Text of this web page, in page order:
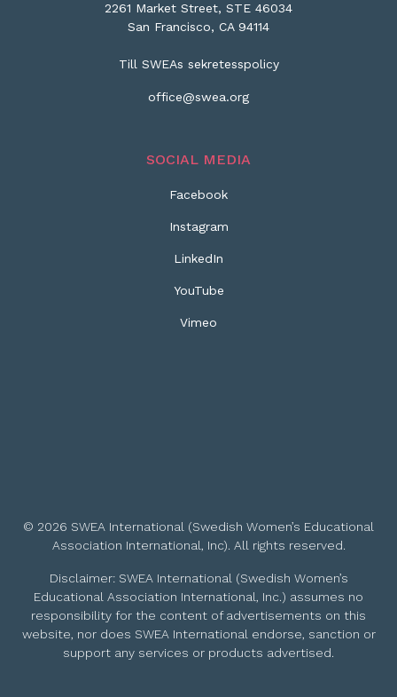
2261 Market Street, STE 46034
San Francisco, CA 94114
Till SWEAs sekretesspolicy
office@swea.org
SOCIAL MEDIA
Facebook
Instagram
LinkedIn
YouTube
Vimeo
© 2026 SWEA International (Swedish Women’s Educational
Association International, Inc). All rights reserved.
Disclaimer: SWEA International (Swedish Women’s
Educational Association International, Inc.) assumes no
responsibility for the content of advertisements on this
website, nor does SWEA International endorse, sanction or
support any services or products advertised.